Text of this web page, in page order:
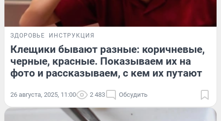
ЗДОРОВЬЕ ИНСТРУКЦИЯ
Клещики бывают разные: коричневые,
черные, красные. Показываем их на
фото и рассказываем, с кем их путают
26 августа, 2025, 11:00 2 483 Обсудить